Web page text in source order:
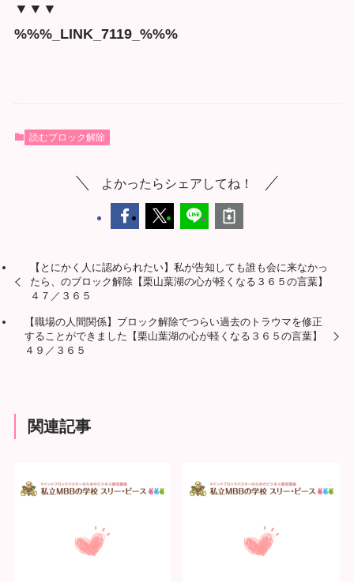
▼▼▼
%%%_LINK_7119_%%%
読むブロック解除
よかったらシェアしてね！
【とにかく人に認められたい】私が告知しても誰も会に来なかっ
たら、のブロック解除【栗山葉湖の心が軽くなる３６５の言葉】
４７／３６５
【職場の人間関係】ブロック解除でつらい過去のトラウマを修正
することができました【栗山葉湖の心が軽くなる３６５の言葉】
４９／３６５
関連記事